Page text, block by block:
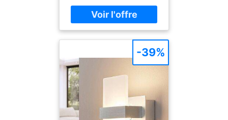
métal blanc avec de petits
détails en bois. Il s'intègre
parfaitement dans les
-39%